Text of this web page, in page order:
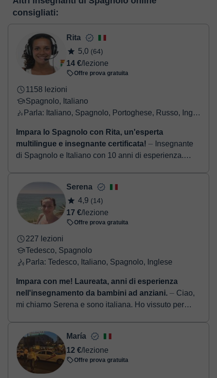
conoscerla: Vedere l'aula virtuale
realizzare il pagamento tramite carta di credito o debito.
- Carta di credito/debito.
- Paypal.
Una volta che hai realizzato il pagamento, riceverai un email di
conferma della prenotazione.
consigliati:
Rita
5,0 (64)
14 €/lezione
Offre prova gratuita
1158 lezioni
Spagnolo, Italiano
Parla: Italiano, Spagnolo, Portoghese, Russo, Inglese, Francese
Impara lo Spagnolo con Rita, un'esperta
multilingue e insegnante certificata! ⏤ Insegnante
di Spagnolo e Italiano con 10 anni di esperienza.
Serena
4,9 (14)
17 €/lezione
Offre prova gratuita
227 lezioni
Tedesco, Spagnolo
Parla: Tedesco, Italiano, Spagnolo, Inglese
Impara con me! Laureata, anni di esperienza
nell'insegnamento da bambini ad anziani. ⏤ Ciao,
mi chiamo Serena e sono italiana. Ho vissuto per
María
12 €/lezione
Offre prova gratuita